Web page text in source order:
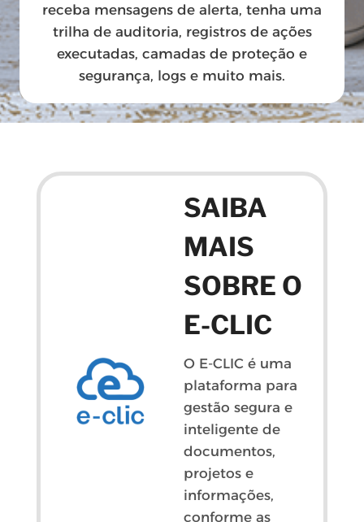
receba mensagens de alerta, tenha uma
trilha de auditoria, registros de ações
executadas, camadas de proteção e
segurança, logs e muito mais.
SAIBA
MAIS
SOBRE O
E-CLIC
O E-CLIC é uma
plataforma para
gestão segura e
inteligente de
documentos,
projetos e
informações,
conforme as